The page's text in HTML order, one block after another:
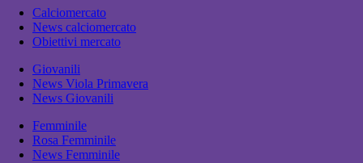
Calciomercato
News calciomercato
Obiettivi mercato
Giovanili
News Viola Primavera
News Giovanili
Femminile
Rosa Femminile
News Femminile